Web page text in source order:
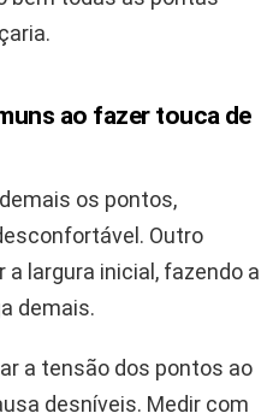
ao fazer touca de
os pontos,
Outro
largura inicial, fazendo a
demais.
a tensão dos pontos ao
desníveis. Medir com